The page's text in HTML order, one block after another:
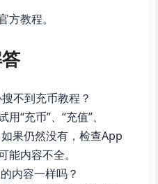
方教程。
不到充币教程？
“充币”、“充值”、
果仍然没有，检查App
能内容不全。
内容一样吗？